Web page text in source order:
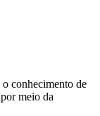
conhecimento de
meio da